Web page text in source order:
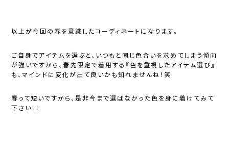
以上が今回の春を意識したコーディネートになります。
ご自身でアイテムを選ぶと、いつもと同じ色合いを求めてしまう傾向
が強いですから、春先限定で着用する『色を重視したアイテム選び』
も、マインドに変化が出て良いかも知れませんね！笑
春って短いですから、是非今まで選ばなかった色を身に着けてみて
下さい！！